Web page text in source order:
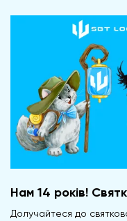
Нам 14 років!
Долучайтеся до